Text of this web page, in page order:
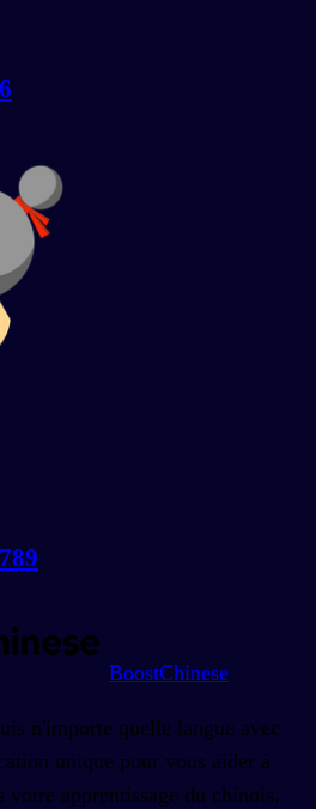
BoostChinese
n'importe quelle langue avec
unique pour vous aider à
votre apprentissage du chinois.